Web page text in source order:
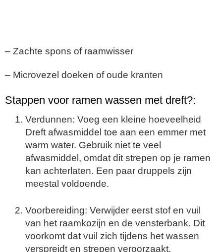
– Zachte spons of raamwisser
– Microvezel doeken of oude kranten
Stappen voor ramen wassen met dreft?:
Verdunnen: Voeg een kleine hoeveelheid
Dreft afwasmiddel toe aan een emmer met
warm water. Gebruik niet te veel
afwasmiddel, omdat dit strepen op je ramen
kan achterlaten. Een paar druppels zijn
meestal voldoende.
Voorbereiding: Verwijder eerst stof en vuil
van het raamkozijn en de vensterbank. Dit
voorkomt dat vuil zich tijdens het wassen
verspreidt en strepen veroorzaakt.